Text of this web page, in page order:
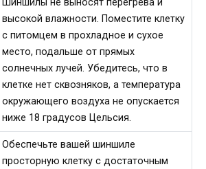
Шиншилы не выносят перегрева и
высокой влажности. Поместите клетку
с питомцем в прохладное и сухое
место, подальше от прямых
солнечных лучей. Убедитесь, что в
клетке нет сквозняков, а температура
окружающего воздуха не опускается
ниже 18 градусов Цельсия.
Обеспечьте вашей шиншиле
просторную клетку с достаточным